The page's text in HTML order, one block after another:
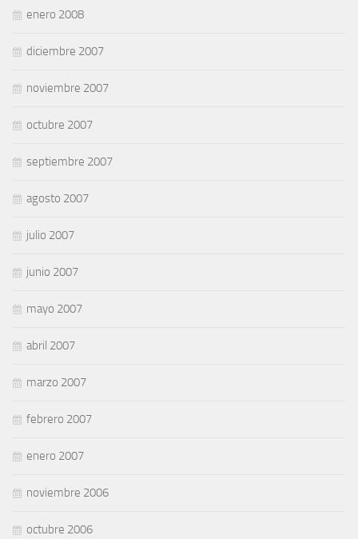
enero 2008
diciembre 2007
noviembre 2007
octubre 2007
septiembre 2007
agosto 2007
julio 2007
junio 2007
mayo 2007
abril 2007
marzo 2007
febrero 2007
enero 2007
noviembre 2006
octubre 2006